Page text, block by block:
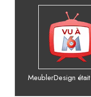
MeublerDesign